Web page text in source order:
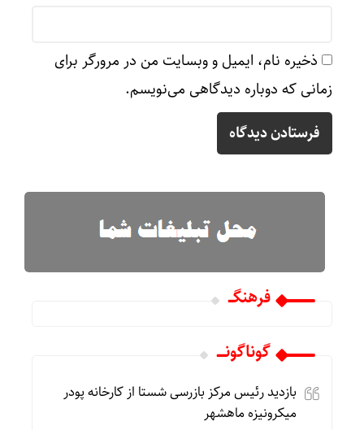
ذخیره نام، ایمیل و وبسایت من در مرورگر برای
زمانی که دوباره دیدگاهی می‌نویسم.
فرهنگـــ
گوناگونـــــ
بازدید رئیس مرکز بازرسی شستا از کارخانه پودر
میکرونیزه ماهشهر